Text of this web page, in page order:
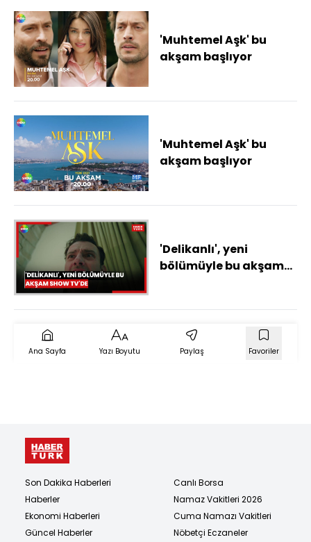
'Muhtemel Aşk' bu
akşam başlıyor
'Muhtemel Aşk' bu
akşam başlıyor
'Delikanlı', yeni
bölümüyle bu akşam
Ana Sayfa Yazı Boyutu Paylaş Favoriler
Son Dakika Haberleri
Haberler
Ekonomi Haberleri
Güncel Haberler
Canlı Borsa
Namaz Vakitleri 2026
Cuma Namazı Vakitleri
Nöbetçi Eczaneler